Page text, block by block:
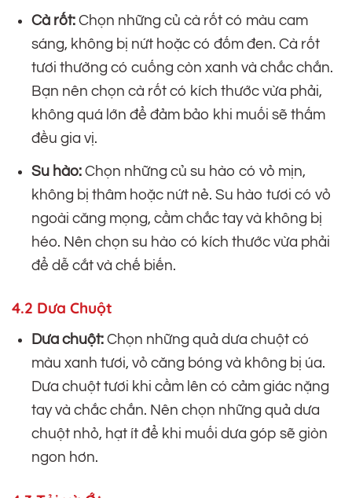
Cà rốt:Chọn những củ cà rốt có màu cam
sáng, không bị nứt hoặc có đốm đen. Cà rốt
tươi thường có cuống còn xanh và chắc chắn.
Bạn nên chọn cà rốt có kích thước vừa phải,
không quá lớn để đảm bảo khi muối sẽ thấm
đều gia vị.
Su hào:Chọn những củ su hào có vỏ mịn,
không bị thâm hoặc nứt nẻ. Su hào tươi có vỏ
ngoài căng mọng, cầm chắc tay và không bị
héo. Nên chọn su hào có kích thước vừa phải
để dễ cắt và chế biến.
4.2 Dưa Chuột
Dưa chuột:Chọn những quả dưa chuột có
màu xanh tươi, vỏ căng bóng và không bị úa.
Dưa chuột tươi khi cầm lên có cảm giác nặng
tay và chắc chắn. Nên chọn những quả dưa
chuột nhỏ, hạt ít để khi muối dưa góp sẽ giòn
ngon hơn.